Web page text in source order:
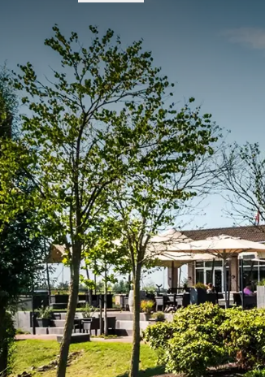
Genoeg te
In deomgevingvan het hotel is
wandelroute die te verkrijgen is
alle hoogtepunten van de streek
Cuijk. In de buurt van Hotel Cuijk
Dierenpark Burgers Zoo. Laat
Kraaijenbergse Plassen een
doen.